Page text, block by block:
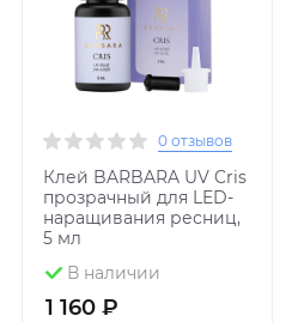
0 отзывов
Клей BARBARA UV Cris
прозрачный для LED-
наращивания ресниц,
5 мл
В наличии
1 160 ₽